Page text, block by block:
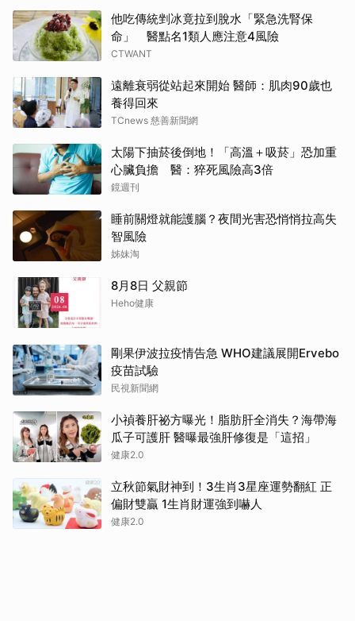
他吃傳統剉冰竟拉到脫水「緊急洗腎保
命」 醫點名1類人應注意4風險
CTWANT
遠離衰弱從站起來開始 醫師：肌肉90歲也
養得回來
TCnews 慈善新聞網
太陽下抽菸後倒地！「高溫＋吸菸」恐加重
心臟負擔 醫：猝死風險高3倍
鏡週刊
睡前關燈就能護腦？夜間光害恐悄悄拉高失
智風險
姊妹淘
8月8日 父親節
Heho健康
剛果伊波拉疫情告急 WHO建議展開Ervebo
疫苗試驗
民視新聞網
小禎養肝祕方曝光！脂肪肝全消失？海帶海
瓜子可護肝 醫曝最強肝修復是「這招」
健康2.0
立秋節氣財神到！3生肖3星座運勢翻紅 正
偏財雙贏 1生肖財運強到嚇人
健康2.0